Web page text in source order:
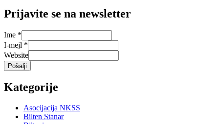
Prijavite se na newsletter
Ime *
I-mejl *
Website
Pošalji
Kategorije
Asocijacija NKSS
Bilten Stanar